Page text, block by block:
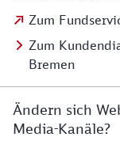
Zum
Zum
Bremen
Ändern sich
Media-Kanäle?